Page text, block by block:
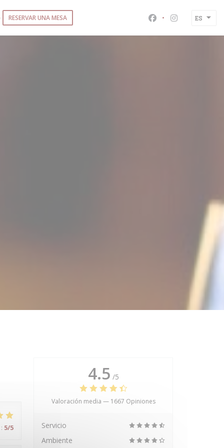
RESERVAR UNA MESA Facebook ((abre
Instagram
ES
: 5/5
4.5 /5
Valoración media — 1667 Opiniones
Servicio
Ambiente